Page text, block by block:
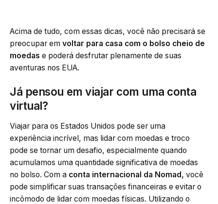
Acima de tudo, com essas dicas, você não precisará se
preocupar em voltar para casa com o bolso cheio de
moedas e poderá desfrutar plenamente de suas
aventuras nos EUA.
Já pensou em viajar com uma conta
virtual?
Viajar para os Estados Unidos pode ser uma
experiência incrível, mas lidar com moedas e troco
pode se tornar um desafio, especialmente quando
acumulamos uma quantidade significativa de moedas
no bolso. Com a conta internacional da Nomad, você
pode simplificar suas transações financeiras e evitar o
incômodo de lidar com moedas físicas. Utilizando o